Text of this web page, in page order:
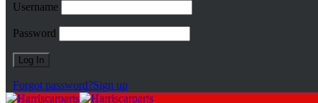
Username
Password
Forgot password?Sign up